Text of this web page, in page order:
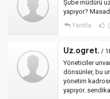
Şube müdürü
yapıyor?
Yanıtla
Uz.ogret. /
Yöneticiler
dönsünler, bu
yönetim